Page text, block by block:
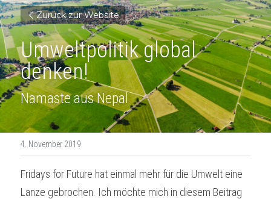
Zurück zur Website
Umweltpolitik global
denken!
Namaste aus Nepal
4. November 2019
Fridays for Future hat einmal mehr für die Umwelt eine
Lanze gebrochen. Ich möchte mich in diesem Beitrag